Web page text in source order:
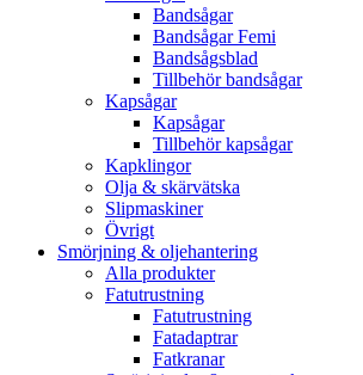
Bandsågar
Bandsågar Femi
Bandsågsblad
Tillbehör bandsågar
Kapsågar
Kapsågar
Tillbehör kapsågar
Kapklingor
Olja & skärvätska
Slipmaskiner
Övrigt
Smörjning & oljehantering
Alla produkter
Fatutrustning
Fatutrustning
Fatadaptrar
Fatkranar